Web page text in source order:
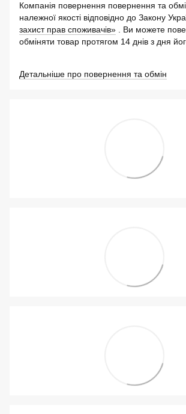
Компанія повернення повернення та
належної якості відповідно до Закону
захист прав споживачів» . Ви можете
обміняти товар протягом 14 днів з дня
Детальніше про повернення та обмін